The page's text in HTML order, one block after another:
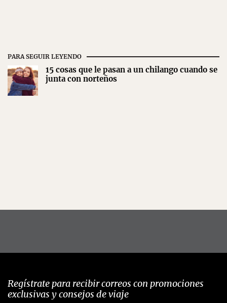
PARA SEGUIR LEYENDO
15 cosas que le pasan a un chilango cuando se
junta con norteños
Regístrate para recibir correos con promociones
exclusivas y consejos de viaje